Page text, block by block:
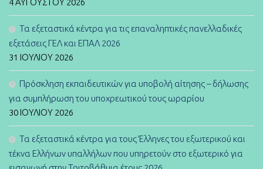
4 ΑΥΓΟΎΣΤΟΥ 2026
Τα εξεταστικά κέντρα για τις επαναληπτικές πανελλαδικές
εξετάσεις ΓΕΛ και ΕΠΑΛ 2026
31 ΙΟΥΛΊΟΥ 2026
Πρόσκληση εκπαιδευτικών για υποβολή αίτησης – δήλωσης
για συμπλήρωση του υποχρεωτικού τους ωραρίου
30 ΙΟΥΛΊΟΥ 2026
Τα εξεταστικά κέντρα για τους Έλληνες του εξωτερικού και
τέκνα Ελλήνων υπαλλήλων που υπηρετούν στο εξωτερικό για